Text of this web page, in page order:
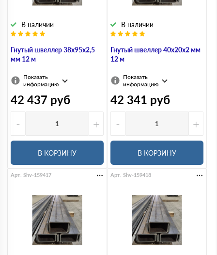
Гнутый швеллер 38х95х2,5
мм 12 м
В наличии
Показать
информацию
42 437 руб
-
+
В КОРЗИНУ
Гнутый швеллер 40х20х2 мм
12 м
В наличии
Показать
информацию
42 341 руб
-
+
В КОРЗИНУ
Арт. Shv-159417 Арт. Shv-159418